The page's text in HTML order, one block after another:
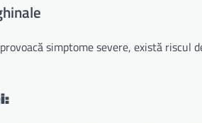
simptome severe, există riscul